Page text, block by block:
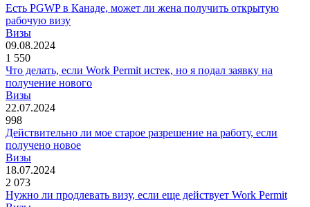
Есть PGWP в Канаде, может ли жена получить открытую
рабочую визу
Визы
09.08.2024
1 550
Что делать, если Work Permit истек, но я подал заявку на
получение нового
Визы
22.07.2024
998
Действительно ли мое старое разрешение на работу, если
получено новое
Визы
18.07.2024
2 073
Нужно ли продлевать визу, если еще действует Work Permit